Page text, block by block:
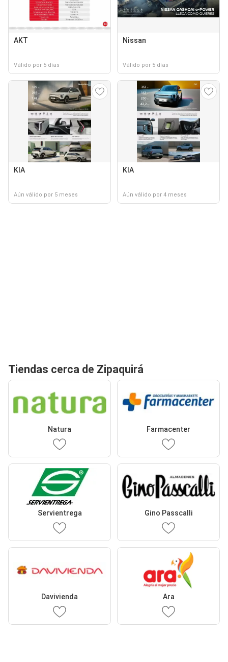
AKT
Válido por 5 días
Nissan
Válido por 5 días
KIA
Aún válido por 5 meses
KIA
Aún válido por 4 meses
Tiendas cerca de Zipaquirá
Natura Farmacenter
Servientrega Gino Passcalli
Davivienda Ara